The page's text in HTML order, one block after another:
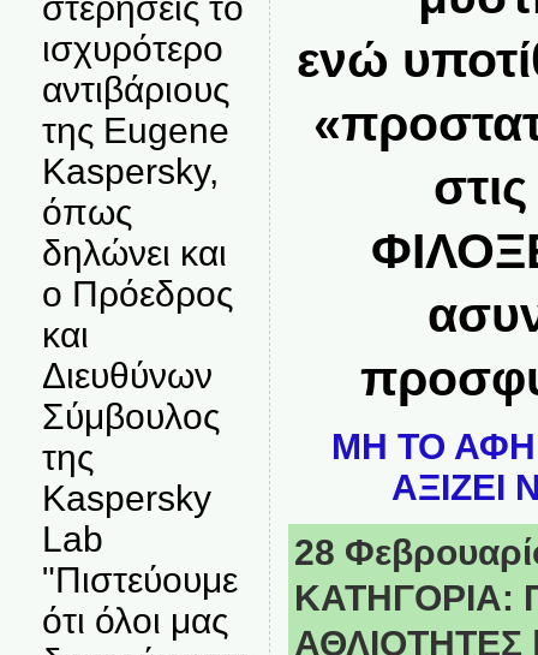
ισχυρότερο
αντιβάριους
της Eugene
Kaspersky,
όπως
δηλώνει και
ο Πρόεδρος
και
Διευθύνων
Σύμβουλος
της
Kaspersky
Lab
"Πιστεύουμε
ότι όλοι μας
ενώ
ΜΗ ΤΟ
ΑΞΙΖΕΙ
28
ΚΑΤΗΓΟΡΙΑ:
ΑΘΛΙΟΤΗΤΕΣ